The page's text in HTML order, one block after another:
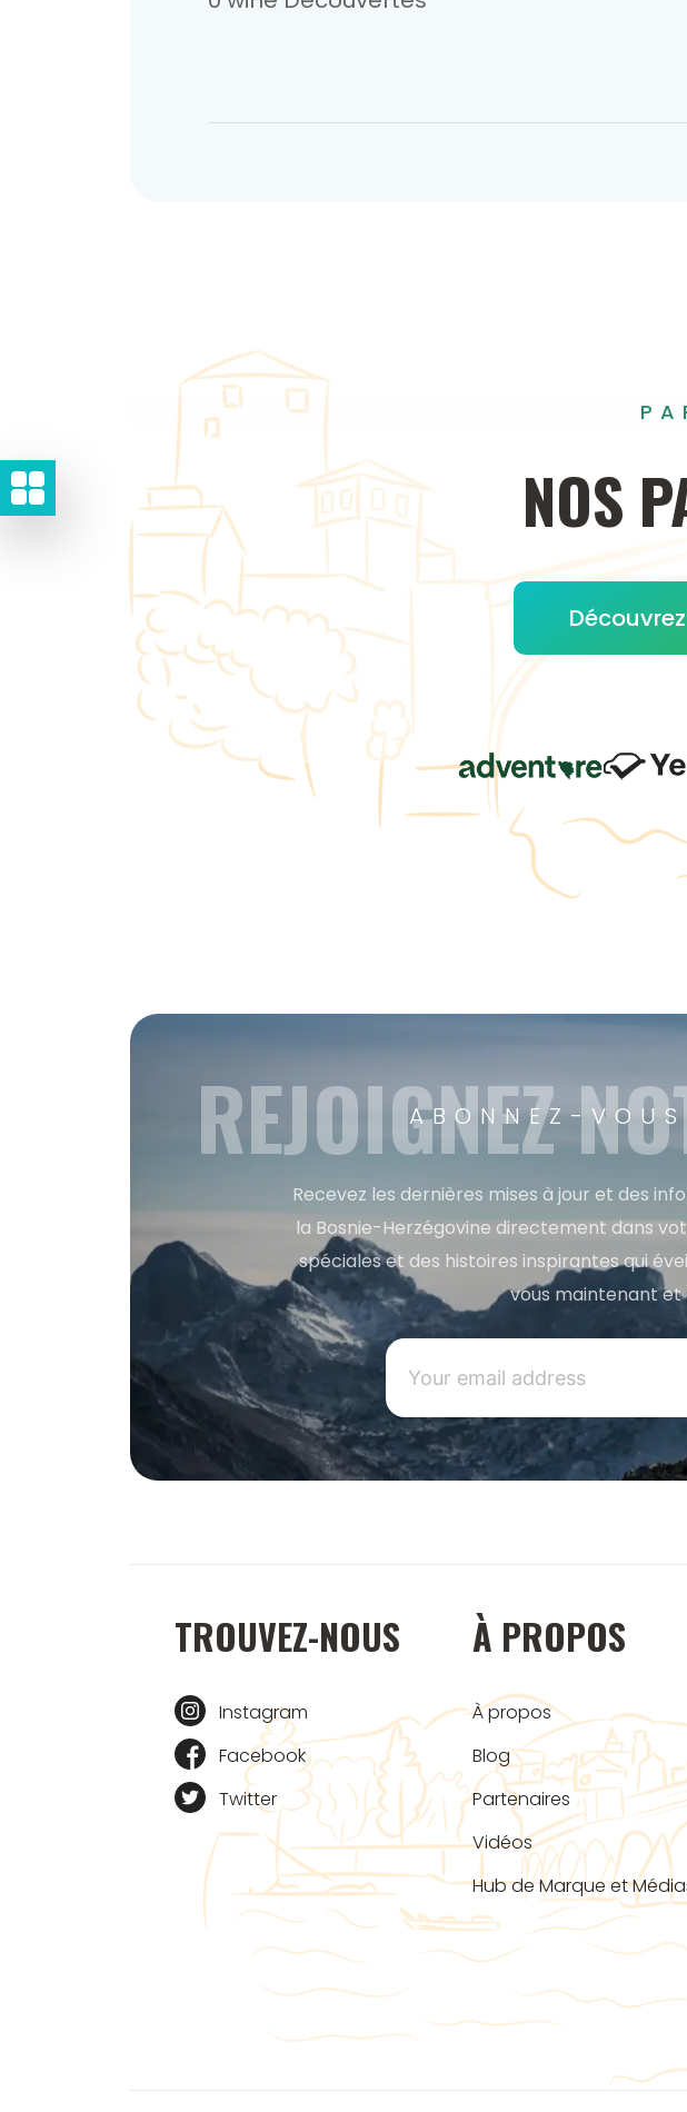
NOS
ABONNEZ-
REJOIGNEZ
Recevez les dernières mises à jour et des
la Bosnie-Herzégovine directement dans
spéciales et des histoires inspirantes qui
vous maintenant
TROUVEZ-NOUS
Instagram
Facebook
Twitter
À PROPOS
À propos
Blog
Partenaires
Vidéos
Hub de Marque et